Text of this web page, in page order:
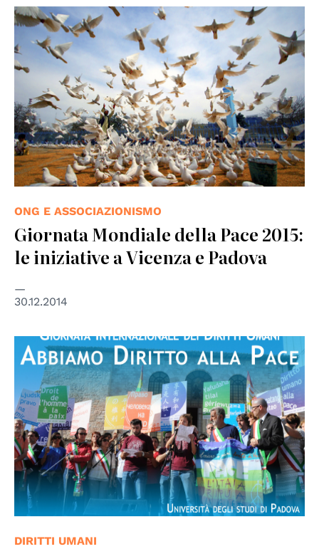
© UN Photo
ONG E ASSOCIAZIONISMO
Giornata Mondiale della Pace 2015:
le iniziative a Vicenza e Padova
30.12.2014
© Centro Diritti Umani - UNIPD
DIRITTI UMANI